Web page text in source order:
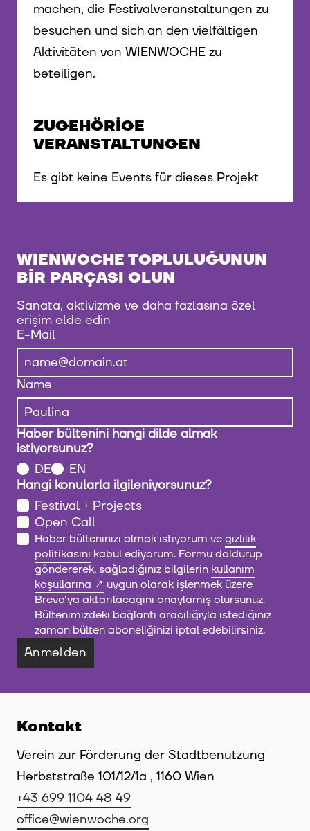
machen, die Festivalveranstaltungen zu
besuchen und sich an den vielfältigen
Aktivitäten von WIENWOCHE zu
beteiligen.
ZUGEHÖRIGE
VERANSTALTUNGEN
Es gibt keine Events für dieses Projekt
WIENWOCHE TOPLULUĞUNUN
BIR PARÇASI OLUN
Sanata, aktivizme ve daha fazlasına özel
erişim elde edin
E-Mail
Name
Haber bültenini hangi dilde almak
istiyorsunuz?
DE
EN
Hangi konularla ilgileniyorsunuz?
Festival + Projects
Open Call
Haber bülteninizi almak istiyorum vegizlilik
politikasını kabul ediyorum. Formu doldurup
göndererek, sağladığınız bilgilerin kullanım
koşullarına
uygun olarak işlenmek üzere
Brevo'ya aktarılacağını onaylamış olursunuz.
Bültenimizdeki bağlantı aracılığıyla istediğiniz
zaman bülten aboneliğinizi iptal edebilirsiniz.
Anmelden
Kontakt
Verein zur Förderung der Stadtbenutzung
Herbststraße 101/12/1a , 1160 Wien
+43 699 1104 48 49
office@wienwoche.org